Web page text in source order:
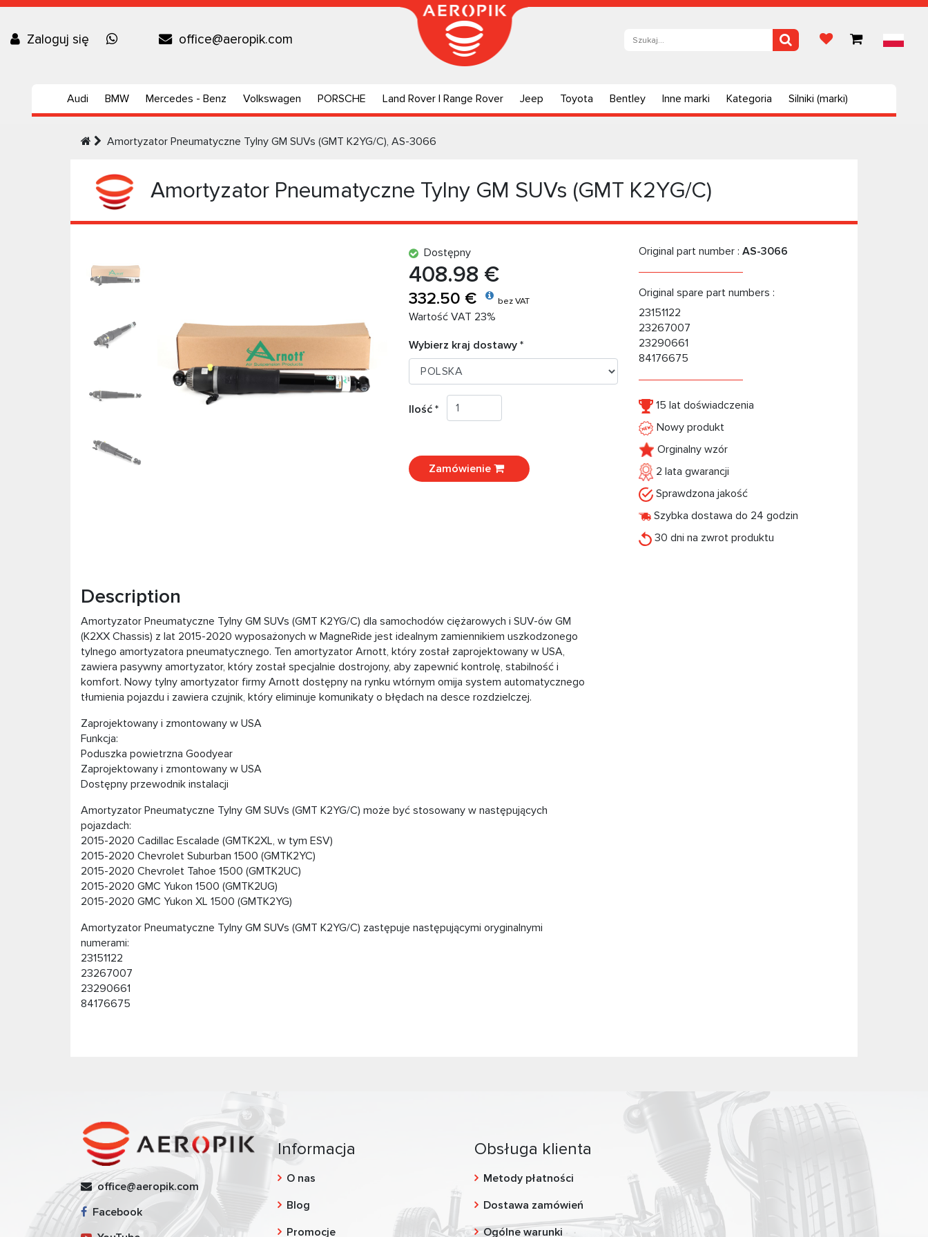
Zaloguj się office@aeropik.com
Audi BMW Mercedes - Benz Volkswagen PORSCHE Land Rover | Range Rover Jeep Toyota Bentley Inne marki Kategoria Silniki (marki)
Amortyzator Pneumatyczne Tylny GM SUVs (GMT K2YG/C), AS-3066
Amortyzator Pneumatyczne Tylny GM SUVs (GMT K2YG/C)
Dostępny
408.98 €
332.50 € bez VAT
Wartość VAT 23%
Wybierz kraj dostawy *
Ilość *
Zamówienie
Original part number : AS-3066
Original spare part numbers :
23151122
23267007
23290661
84176675
15 lat doświadczenia
Nowy produkt
Orginalny wzór
2 lata gwarancji
Sprawdzona jakość
Szybka dostawa do 24 godzin
30 dni na zwrot produktu
Description
Amortyzator Pneumatyczne Tylny GM SUVs (GMT K2YG/C) dla samochodów ciężarowych i SUV-ów GM
(K2XX Chassis) z lat 2015-2020 wyposażonych w MagneRide jest idealnym zamiennikiem uszkodzonego
tylnego amortyzatora pneumatycznego. Ten amortyzator Arnott, który został zaprojektowany w USA,
zawiera pasywny amortyzator, który został specjalnie dostrojony, aby zapewnić kontrolę, stabilność i
komfort. Nowy tylny amortyzator firmy Arnott dostępny na rynku wtórnym omija system automatycznego
tłumienia pojazdu i zawiera czujnik, który eliminuje komunikaty o błędach na desce rozdzielczej.
Zaprojektowany i zmontowany w USA
Funkcja:
Poduszka powietrzna Goodyear
Zaprojektowany i zmontowany w USA
Dostępny przewodnik instalacji
Amortyzator Pneumatyczne Tylny GM SUVs (GMT K2YG/C) może być stosowany w następujących
pojazdach:
2015-2020 Cadillac Escalade (GMTK2XL, w tym ESV)
2015-2020 Chevrolet Suburban 1500 (GMTK2YC)
2015-2020 Chevrolet Tahoe 1500 (GMTK2UC)
2015-2020 GMC Yukon 1500 (GMTK2UG)
2015-2020 GMC Yukon XL 1500 (GMTK2YG)
Amortyzator Pneumatyczne Tylny GM SUVs (GMT K2YG/C) zastępuje następującymi oryginalnymi
numerami:
23151122
23267007
23290661
84176675
office@aeropik.com
Facebook
Informacja
O nas
Blog
Promocje
Obsługa klienta
Metody płatności
Dostawa zamówień
Ogólne warunki